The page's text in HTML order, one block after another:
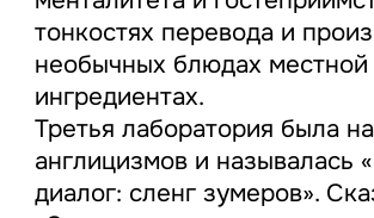
тонкостях перевода и
необычных блюдах местной
ингредиентах.
Третья лаборатория была
англицизмов и называлась
диалог: сленг зумеров».